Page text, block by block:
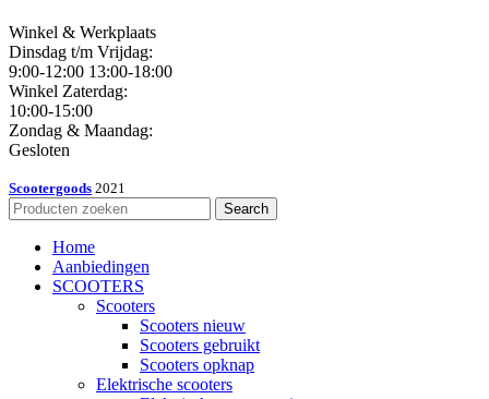
Winkel & Werkplaats
Dinsdag t/m Vrijdag:
9:00-12:00 13:00-18:00
Winkel Zaterdag:
10:00-15:00
Zondag & Maandag:
Gesloten
Scootergoods 2021
Search
Home
Aanbiedingen
SCOOTERS
Scooters
Scooters nieuw
Scooters gebruikt
Scooters opknap
Elektrische scooters